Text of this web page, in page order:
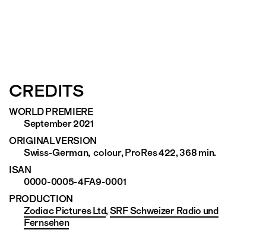
CREDITS
WORLD PREMIERE
September 2021
ORIGINAL VERSION
Swiss-German, colour, ProRes 422, 368 min.
ISAN
0000-0005-4FA9-0001
PRODUCTION
Zodiac Pictures Ltd,SRF Schweizer Radio und
Fernsehen